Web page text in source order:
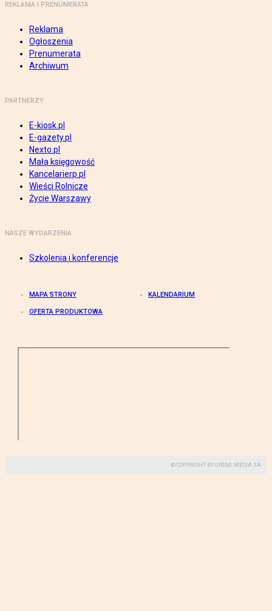
REKLAMA I PRENUMERATA
Reklama
Ogłoszenia
Prenumerata
Archiwum
PARTNERZY
E-kiosk.pl
E-gazety.pl
Nexto.pl
Mała księgowość
Kancelarierp.pl
Wieści Rolnicze
Życie Warszawy
NASZE WYDARZENIA
Szkolenia i konferencje
MAPA STRONY KALENDARIUM
OFERTA PRODUKTOWA
© COPYRIGHT BY GREMI MEDIA SA